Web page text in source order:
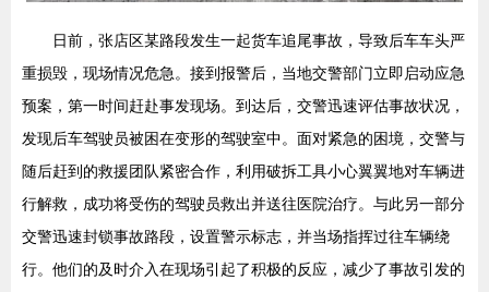
日前，张店区某路段发生一起货车追尾事故，导致后车车头严
重损毁，现场情况危急。接到报警后，当地交警部门立即启动应急
预案，第一时间赶赴事发现场。到达后，交警迅速评估事故状况，
发现后车驾驶员被困在变形的驾驶室中。面对紧急的困境，交警与
随后赶到的救援团队紧密合作，利用破拆工具小心翼翼地对车辆进
行解救，成功将受伤的驾驶员救出并送往医院治疗。与此另一部分
交警迅速封锁事故路段，设置警示标志，并当场指挥过往车辆绕
行。他们的及时介入在现场引起了积极的反应，减少了事故引发的